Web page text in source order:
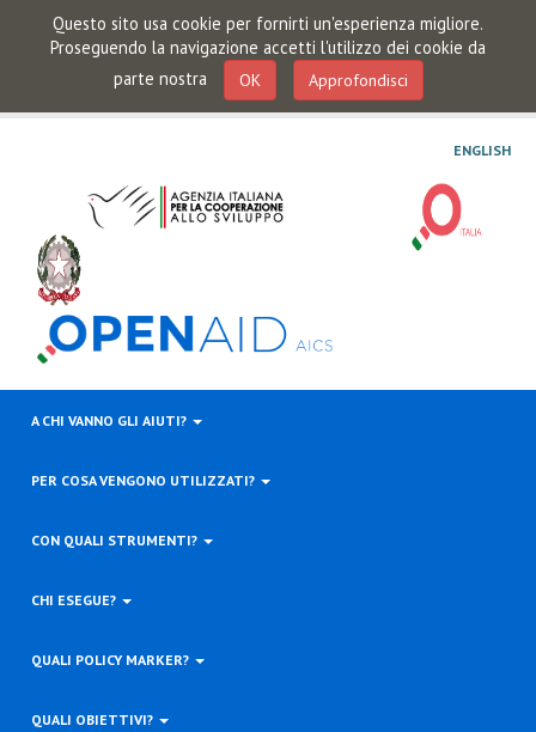
Questo sito usa cookie per fornirti un'esperienza migliore.
Proseguendo la navigazione accetti l'utilizzo dei cookie da
parte nostra
OK Approfondisci
ENGLISH
A CHI VANNO GLI AIUTI?
PER COSA VENGONO UTILIZZATI?
CON QUALI STRUMENTI?
CHI ESEGUE?
QUALI POLICY MARKER?
QUALI OBIETTIVI?